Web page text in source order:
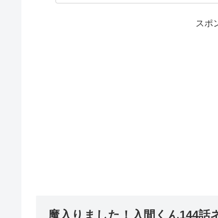
スポ
魔入りました！入間くん144話